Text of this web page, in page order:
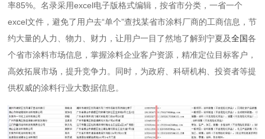
率85%。名录采用excel电子版格式编辑，按省市分类，一省一个
excel文件，避免了用户去“单个”查找某省市涂料厂商的工商信息，节
约大量的人力、物力、财力，让用户一目了然地了解到宁夏及全国各
个省市涂料市场信息，掌握涂料企业客户资源，精准定位目标客户，
高效拓展市场，提升竞争力。同时，为政府、科研机构、投资者等提
供权威的涂料行业大数据信息。